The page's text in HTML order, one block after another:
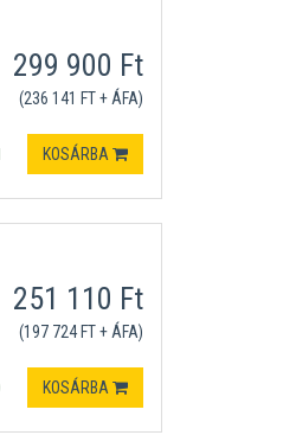
299 900 Ft
(236 141 FT + ÁFA)
KOSÁRBA
251 110 Ft
(197 724 FT + ÁFA)
KOSÁRBA